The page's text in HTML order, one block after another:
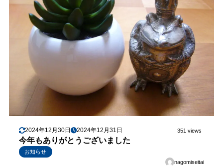
2024年12月30日 2024年12月31日 351 views
今年もありがとうございました
お知らせ
nagomiseitai